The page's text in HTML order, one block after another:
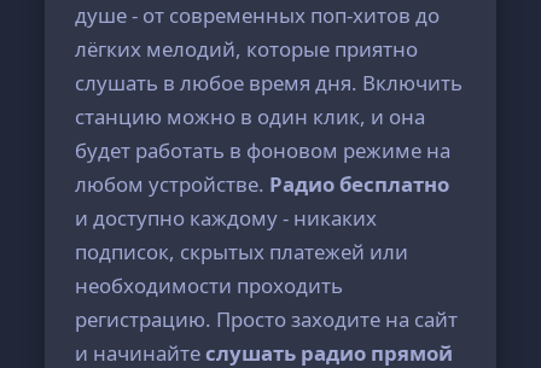
душе - от современных поп-хитов до
лёгких мелодий, которые приятно
слушать в любое время дня. Включить
станцию можно в один клик, и она
будет работать в фоновом режиме на
любом устройстве. Радио бесплатно
и доступно каждому - никаких
подписок, скрытых платежей или
необходимости проходить
регистрацию. Просто заходите на сайт
и начинайтеслушать радио прямой